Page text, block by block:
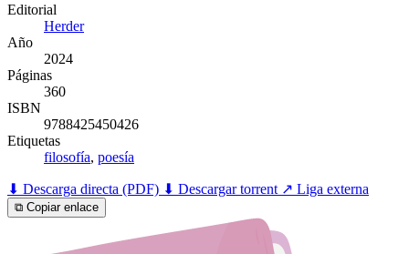
Editorial
Herder
Año
2024
Páginas
360
ISBN
9788425450426
Etiquetas
filosofía, poesía
⬇ Descarga directa (PDF) ⬇ Descargar torrent ↗ Liga externa
⧉ Copiar enlace